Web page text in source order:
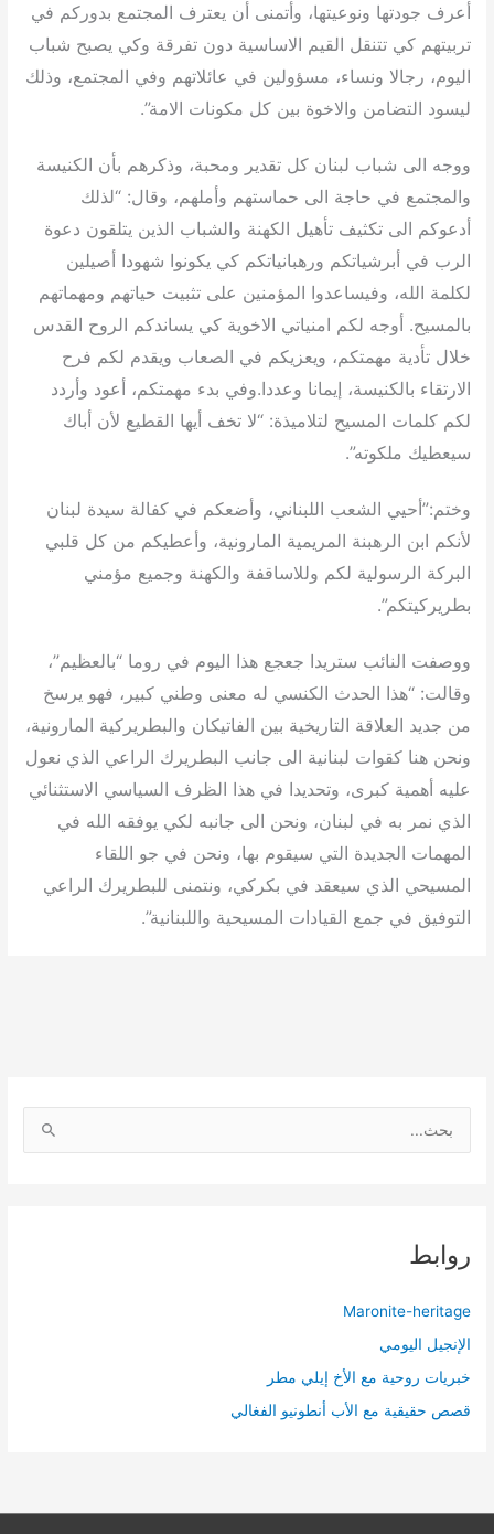
أعرف جودتها ونوعيتها، وأتمنى أن يعترف المجتمع بدوركم في
تربيتهم كي تتنقل القيم الاساسية دون تفرقة وكي يصبح شباب
اليوم، رجالا ونساء، مسؤولين في عائلاتهم وفي المجتمع، وذلك
ليسود التضامن والاخوة بين كل مكونات الامة”.
ووجه الى شباب لبنان كل تقدير ومحبة، وذكرهم بأن الكنيسة
والمجتمع في حاجة الى حماستهم وأملهم، وقال: “لذلك
أدعوكم الى تكثيف تأهيل الكهنة والشباب الذين يتلقون دعوة
الرب في أبرشياتكم ورهبانياتكم كي يكونوا شهودا أصيلين
لكلمة الله، وفيساعدوا المؤمنين على تثبيت حياتهم ومهماتهم
بالمسيح. أوجه لكم امنياتي الاخوية كي يساندكم الروح القدس
خلال تأدية مهمتكم، ويعزيكم في الصعاب ويقدم لكم فرح
الارتقاء بالكنيسة، إيمانا وعددا.وفي بدء مهمتكم، أعود وأردد
لكم كلمات المسيح لتلاميذة: “لا تخف أيها القطيع لأن أباك
سيعطيك ملكوته”.
وختم:”أحيي الشعب اللبناني، وأضعكم في كفالة سيدة لبنان
لأنكم ابن الرهبنة المريمية المارونية، وأعطيكم من كل قلبي
البركة الرسولية لكم وللاساقفة والكهنة وجميع مؤمني
بطريركيتكم”.
ووصفت النائب ستريدا جعجع هذا اليوم في روما “بالعظيم”،
وقالت: “هذا الحدث الكنسي له معنى وطني كبير، فهو يرسخ
من جديد العلاقة التاريخية بين الفاتيكان والبطريركية المارونية،
ونحن هنا كقوات لبنانية الى جانب البطريرك الراعي الذي نعول
عليه أهمية كبرى، وتحديدا في هذا الظرف السياسي الاستثنائي
الذي نمر به في لبنان، ونحن الى جانبه لكي يوفقه الله في
المهمات الجديدة التي سيقوم بها، ونحن في جو اللقاء
المسيحي الذي سيعقد في بكركي، ونتمنى للبطريرك الراعي
التوفيق في جمع القيادات المسيحية واللبنانية”.
ل
ع
روابط
Maronite-heritage
الإنجيل اليومي
خبريات روحية مع الأخ إيلي مطر
قصص حقيقية مع الأب أنطونيو الفغالي